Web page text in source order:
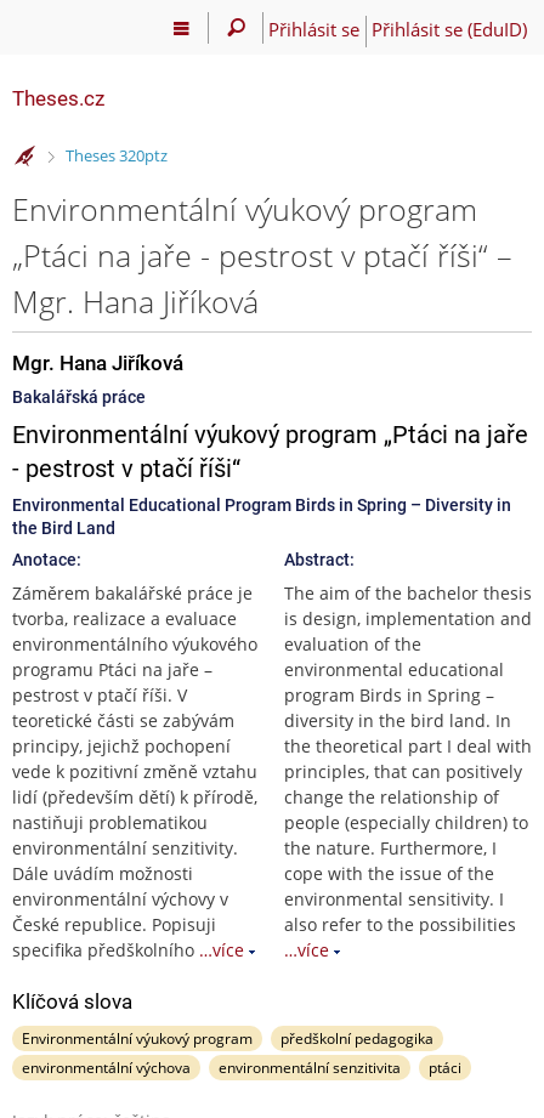
Přihlásit se Přihlásit se (EduID)
Theses.cz
>
Theses 320ptz
Environmentální výukový program
„Ptáci na jaře - pestrost v ptačí říši“ –
Mgr. Hana Jiříková
Mgr. Hana Jiříková
Bakalářská práce
Environmentální výukový program „Ptáci na jaře
- pestrost v ptačí říši“
Environmental Educational Program Birds in Spring – Diversity in
the Bird Land
Anotace:
Záměrem bakalářské práce je
tvorba, realizace a evaluace
environmentálního výukového
programu Ptáci na jaře –
pestrost v ptačí říši. V
teoretické části se zabývám
principy, jejichž pochopení
vede k pozitivní změně vztahu
lidí (především dětí) k přírodě,
nastiňuji problematikou
environmentální senzitivity.
Dále uvádím možnosti
environmentální výchovy v
České republice. Popisuji
specifika předškolního …více
Abstract:
The aim of the bachelor thesis
is design, implementation and
evaluation of the
environmental educational
program Birds in Spring –
diversity in the bird land. In
the theoretical part I deal with
principles, that can positively
change the relationship of
people (especially children) to
the nature. Furthermore, I
cope with the issue of the
environmental sensitivity. I
also refer to the possibilities
…více
Klíčová slova
Environmentální výukový program
předškolní pedagogika
environmentální výchova
environmentální senzitivita ptáci